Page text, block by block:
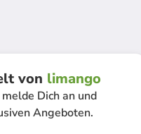
von limango
Dich an und
Angeboten.